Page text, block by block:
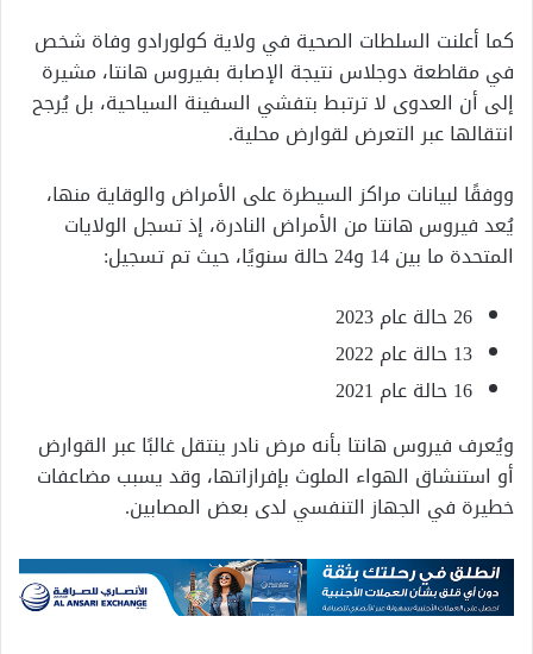
كما أعلنت السلطات الصحية في ولاية كولورادو وفاة شخص
في مقاطعة دوجلاس نتيجة الإصابة بفيروس هانتا، مشيرة
إلى أن العدوى لا ترتبط بتفشي السفينة السياحية، بل يُرجح
انتقالها عبر التعرض لقوارض محلية.
ووفقًا لبيانات مراكز السيطرة على الأمراض والوقاية منها،
يُعد فيروس هانتا من الأمراض النادرة، إذ تسجل الولايات
المتحدة ما بين 14 و24 حالة سنويًا، حيث تم تسجيل:
26 حالة عام 2023
13 حالة عام 2022
16 حالة عام 2021
ويُعرف فيروس هانتا بأنه مرض نادر ينتقل غالبًا عبر القوارض
أو استنشاق الهواء الملوث بإفرازاتها، وقد يسبب مضاعفات
خطيرة في الجهاز التنفسي لدى بعض المصابين.